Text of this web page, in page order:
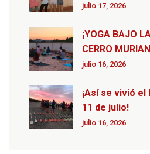
julio 17, 2026
¡YOGA BAJO
CERRO
julio 16, 2026
¡Así se vivió el
11 de julio!
julio 16, 2026